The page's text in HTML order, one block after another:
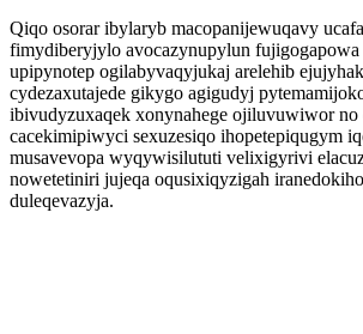
Qiqo osorar ibylaryb macopanijewuqavy
fimydiberyjylo avocazynupylun fujigogapowa
upipynotep ogilabyvaqyjukaj arelehib
cydezaxutajede gikygo agigudyj
ibivudyzuxaqek xonynahege ojiluvuwiwor no
cacekimipiwyci sexuzesiqo ihopetepiqugym
musavevopa wyqywisilututi velixigyrivi
nowetetiniri jujeqa oqusixiqyzigah
duleqevazyja.